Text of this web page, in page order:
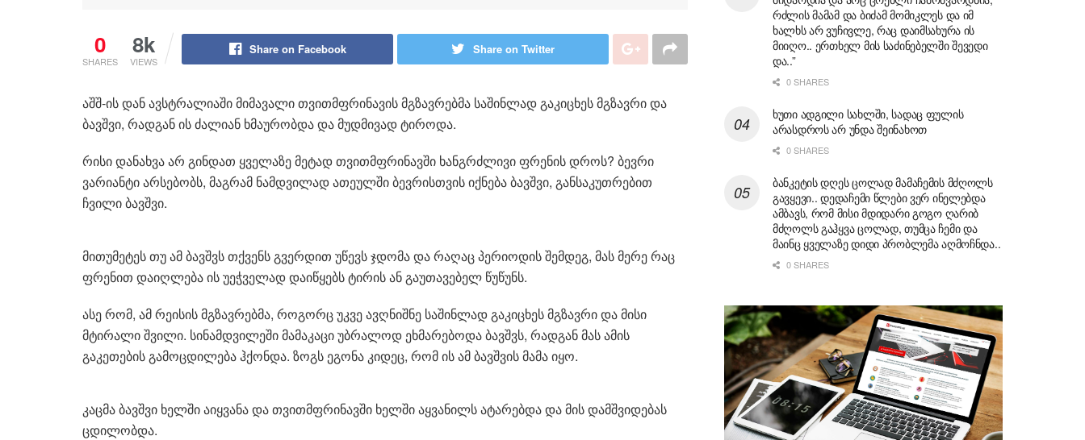
0
SHARES
8k
VIEWS
Share on Facebook Share on Twitter
აშშ-ის დან ავსტრალიაში მიმავალი თვითმფრინავის მგზავრებმა საშინლად გაკიცხეს მგზავრი და
ბავშვი, რადგან ის ძალიან ხმაურობდა და მუდმივად ტიროდა.
რისი დანახვა არ გინდათ ყველაზე მეტად თვითმფრინავში ხანგრძლივი ფრენის დროს? ბევრი
ვარიანტი არსებობს, მაგრამ ნამდვილად ათეულში ბევრისთვის იქნება ბავშვი, განსაკუთრებით
ჩვილი ბავშვი.
მითუმეტეს თუ ამ ბავშვს თქვენს გვერდით უწევს ჯდომა და რაღაც პერიოდის შემდეგ, მას მერე რაც
ფრენით დაიღლება ის უეჭველად დაიწყებს ტირის ან გაუთავებელ წუწუნს.
ასე რომ, ამ რეისის მგზავრებმა, როგორც უკვე ავღნიშნე საშინლად გაკიცხეს მგზავრი და მისი
მტირალი შვილი. სინამდვილეში მამაკაცი უბრალოდ ეხმარებოდა ბავშვს, რადგან მას ამის
გაკეთების გამოცდილება ჰქონდა. ზოგს ეგონა კიდეც, რომ ის ამ ბავშვის მამა იყო.
კაცმა ბავშვი ხელში აიყვანა და თვითმფრინავში ხელში აყვანილს ატარებდა და მის დამშვიდებას
ცდილობდა.
რძლის მამამ და ბიძამ მომიკლეს და იმ
ხალხს არ ვუჩივლე, რაც დაიმსახურა ის
მიიღო.. ერთხელ მის საძინებელში შევედი
და..”
0 SHARES
ხუთი ადგილი სახლში, სადაც ფულის
არასდროს არ უნდა შეინახოთ
0 SHARES
ბანკეტის დღეს ცოლად მამაჩემის მძღოლს
გავყევი.. დედაჩემი წლები ვერ ინელებდა
ამბავს, რომ მისი მდიდარი გოგო ღარიბ
მძღოლს გაჰყვა ცოლად, თუმცა ჩემი და
მაინც ყველაზე დიდი პრობლემა აღმოჩნდა..
0 SHARES